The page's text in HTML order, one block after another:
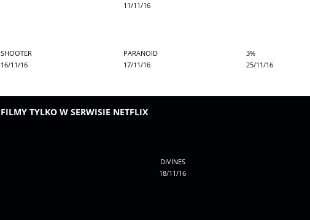
11/11/16
SHOOTER
16/11/16
PARANOID
17/11/16
3%
25/11/16
FILMY TYLKO W SERWISIE NETFLIX
DIVINES
18/11/16